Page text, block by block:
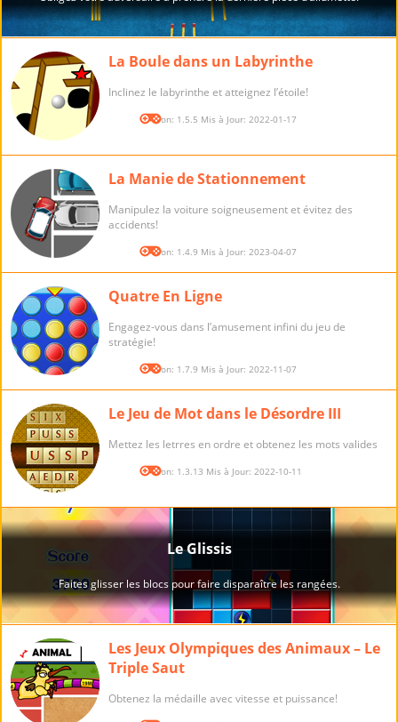
La Boule dans un Labyrinthe
Inclinez le labyrinthe et atteignez l’étoile!
Version: 1.5.5 Mis à Jour: 2022-01-17
La Manie de Stationnement
Manipulez la voiture soigneusement et évitez des
accidents!
Version: 1.4.9 Mis à Jour: 2023-04-07
Quatre En Ligne
Engagez-vous dans l’amusement infini du jeu de
stratégie!
Version: 1.7.9 Mis à Jour: 2022-11-07
Le Jeu de Mot dans le Désordre III
Mettez les letrres en ordre et obtenez les mots valides
Version: 1.3.13 Mis à Jour: 2022-10-11
Les Jeux Olympiques des Animaux – Le
Triple Saut
Obtenez la médaille avec vitesse et puissance!